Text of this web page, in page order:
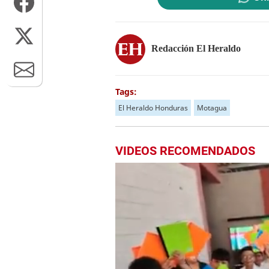
Redacción El Heraldo
Tags:
El Heraldo Honduras Motagua
VIDEOS RECOMENDADOS